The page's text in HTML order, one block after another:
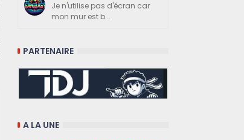
Je n'utilise pas d'écran car
mon mur est b...
PARTENAIRE
A LA UNE